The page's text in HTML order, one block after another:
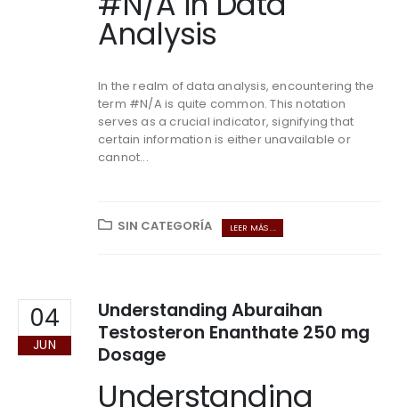
Analysis
In the realm of data analysis, encountering the
term #N/A is quite common. This notation
serves as a crucial indicator, signifying that
certain information is either unavailable or
cannot...
SIN CATEGORÍA LEER MÁS ...
04
JUN
Understanding Aburaihan
Testosteron Enanthate 250 mg
Dosage
Understanding